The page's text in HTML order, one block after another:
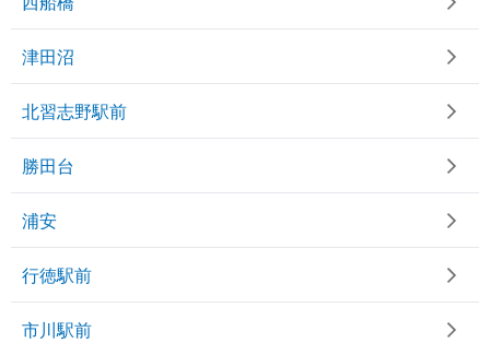
津田沼
北習志野駅前
勝田台
浦安
行徳駅前
市川駅前